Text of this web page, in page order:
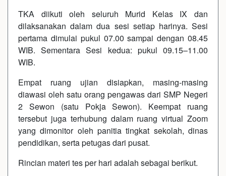
TKA diikuti oleh seluruh Murid Kelas IX dan
dilaksanakan dalam dua sesi setiap harinya. Sesi
pertama dimulai pukul 07.00 sampai dengan 08.45
WIB. Sementara Sesi kedua: pukul 09.15–11.00
WIB.
Empat ruang ujian disiapkan, masing-masing
diawasi oleh satu orang pengawas dari SMP Negeri
2 Sewon (satu Pokja Sewon). Keempat ruang
tersebut juga terhubung dalam ruang virtual Zoom
yang dimonitor oleh panitia tingkat sekolah, dinas
pendidikan, serta petugas dari pusat.
Rincian materi tes per hari adalah sebagai berikut.